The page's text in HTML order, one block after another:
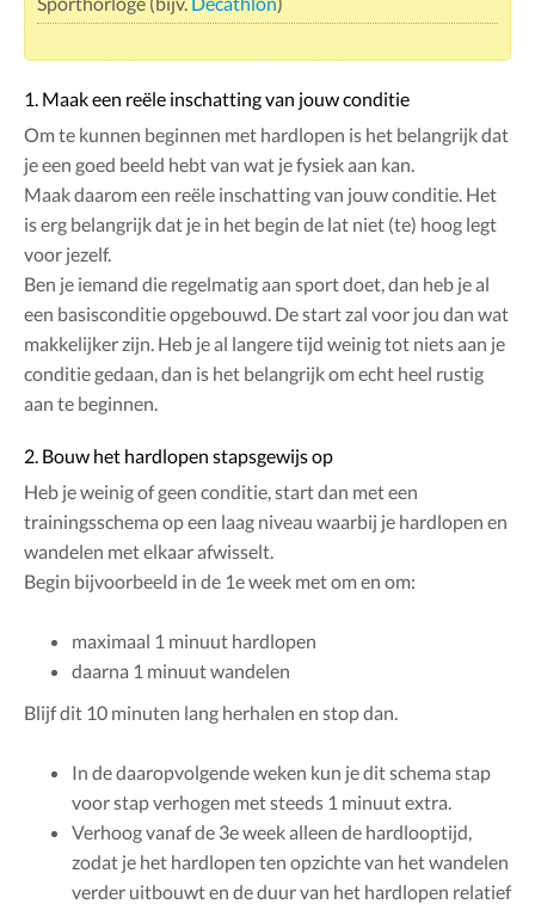
1. Maak een reële inschatting van jouw conditie
Om te kunnen beginnen met hardlopen is het belangrijk dat
je een goed beeld hebt van wat je fysiek aan kan.
Maak daarom een reële inschatting van jouw conditie. Het
is erg belangrijk dat je in het begin de lat niet (te) hoog legt
voor jezelf.
Ben je iemand die regelmatig aan sport doet, dan heb je al
een basisconditie opgebouwd. De start zal voor jou dan wat
makkelijker zijn. Heb je al langere tijd weinig tot niets aan je
conditie gedaan, dan is het belangrijk om echt heel rustig
aan te beginnen.
2. Bouw het hardlopen stapsgewijs op
Heb je weinig of geen conditie, start dan met een
trainingsschema op een laag niveau waarbij je hardlopen en
wandelen met elkaar afwisselt.
Begin bijvoorbeeld in de 1e week met om en om:
maximaal 1 minuut hardlopen
daarna 1 minuut wandelen
Blijf dit 10 minuten lang herhalen en stop dan.
In de daaropvolgende weken kun je dit schema stap
voor stap verhogen met steeds 1 minuut extra.
Verhoog vanaf de 3e week alleen de hardlooptijd,
zodat je het hardlopen ten opzichte van het wandelen
verder uitbouwt en de duur van het hardlopen relatief